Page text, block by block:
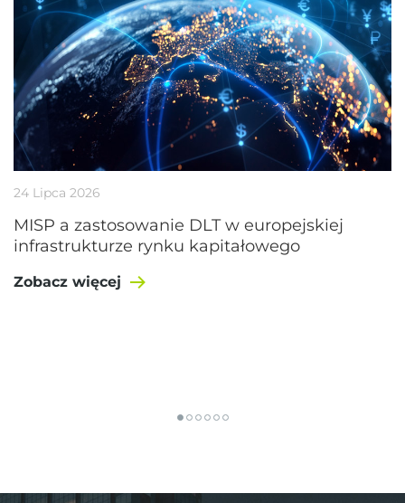
24 Lipca 2026
MISP a zastosowanie DLT w europejskiej
infrastrukturze rynku kapitałowego
Zobacz więcej